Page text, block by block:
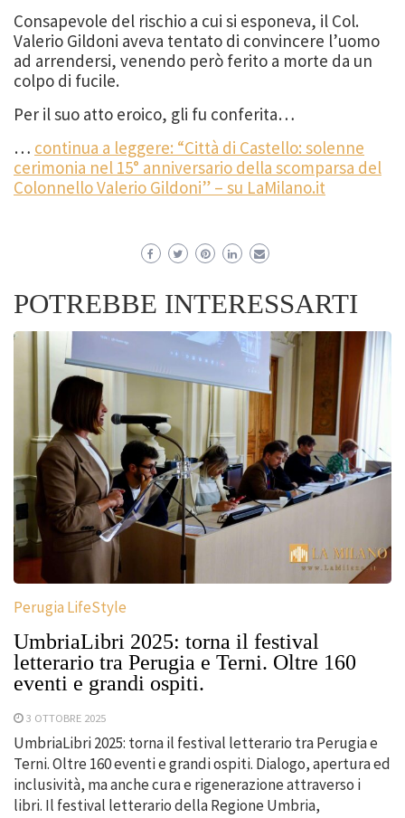
Consapevole del rischio a cui si esponeva, il Col.
Valerio Gildoni aveva tentato di convincere l’uomo
ad arrendersi, venendo però ferito a morte da un
colpo di fucile.
Per il suo atto eroico, gli fu conferita…
… continua a leggere: “Città di Castello: solenne
cerimonia nel 15° anniversario della scomparsa del
Colonnello Valerio Gildoni” – su LaMilano.it
POTREBBE INTERESSARTI
Perugia LifeStyle
UmbriaLibri 2025: torna il festival
letterario tra Perugia e Terni. Oltre 160
eventi e grandi ospiti.
3 OTTOBRE 2025
UmbriaLibri 2025: torna il festival letterario tra Perugia e
Terni. Oltre 160 eventi e grandi ospiti. Dialogo, apertura ed
inclusività, ma anche cura e rigenerazione attraverso i
libri. Il festival letterario della Regione Umbria,